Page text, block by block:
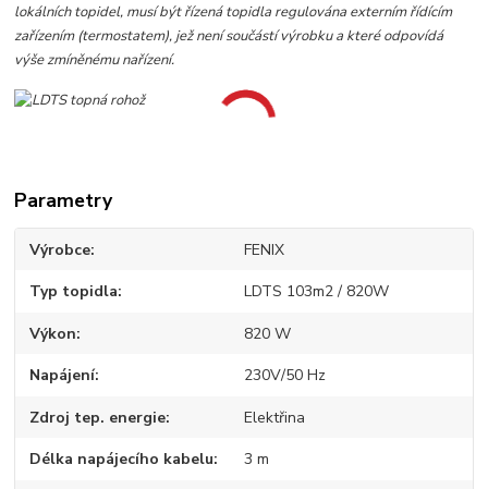
lokálních topidel, musí být řízená topidla regulována externím řídícím
zařízením (termostatem), jež není součástí výrobku a které odpovídá
výše zmíněnému nařízení.
Parametry
Výrobce FENIX
Typ topidla LDTS 103m2 / 820W
Výkon 820 W
Napájení 230V/50 Hz
Zdroj tep. energie Elektřina
Délka napájecího kabelu 3 m